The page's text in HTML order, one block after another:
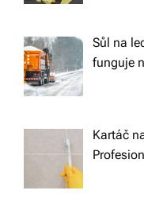
Sůl na
funguje
Kartáč